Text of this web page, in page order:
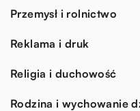
Przemysł i rolnictwo
Reklama i druk
Religia i duchowość
Rodzina i wychowanie